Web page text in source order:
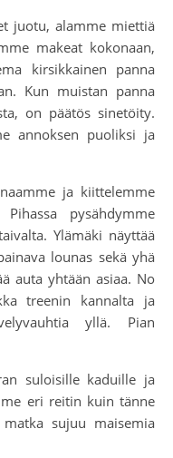
juotu, alamme miettiä
makeat kokonaan,
kirsikkainen panna
Kun muistan panna
on päätös sinetöity.
annoksen puoliksi ja
ja kiittelemme
pysähdymme
Ylämäki näyttää
lounas sekä yhä
auta yhtään asiaa. No
treenin kannalta ja
yllä. Pian
suloisille kaduille ja
eri reitin kuin tänne
sujuu maisemia